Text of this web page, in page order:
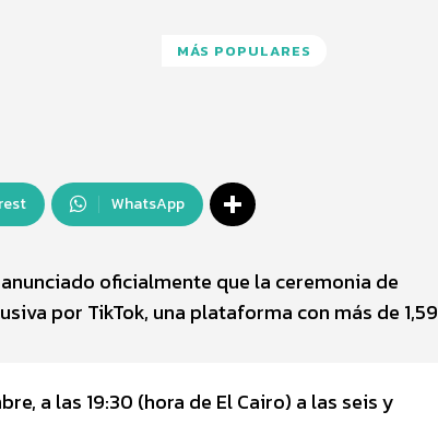
MÁS POPULARES
WhatsApp
oficialmente que la ceremonia de
por TikTok, una plataforma con más de 1,59
a las 19:30 (hora de El Cairo) a las seis y